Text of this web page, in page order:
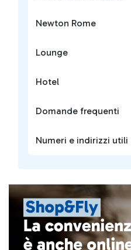
Newton Rome
Lounge
Hotel
Domande frequenti
Numeri e indirizzi utili